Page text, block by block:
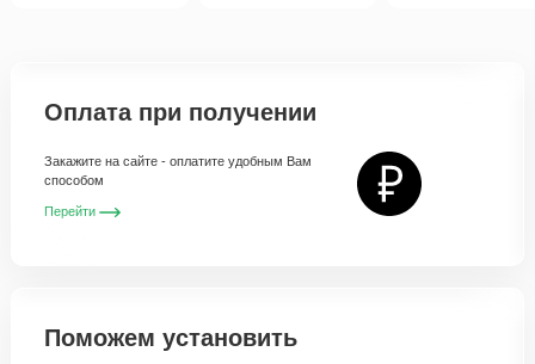
Оплата при получении
Закажите на сайте - оплатите удобным Вам
способом
Перейти
Поможем установить